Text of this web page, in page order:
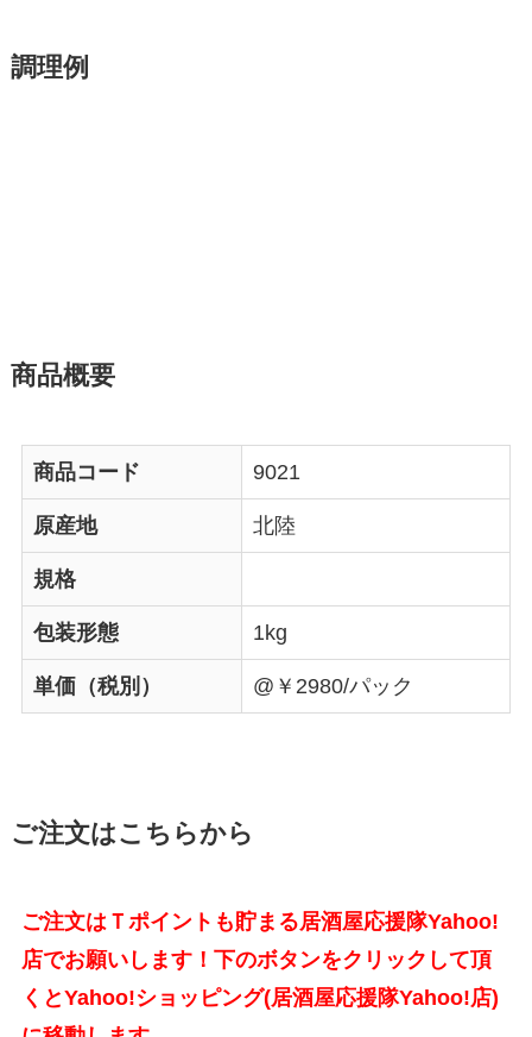
調理例
商品概要
商品コード 9021
原産地 北陸
規格
包装形態 1kg
単価（税別） @￥2980/パック
ご注文はこちらから
ご注文はＴポイントも貯まる居酒屋応援隊Yahoo!
店でお願いします！ 下のボタンをクリックして頂
くとYahoo!ショッピング(居酒屋応援隊Yahoo!店)